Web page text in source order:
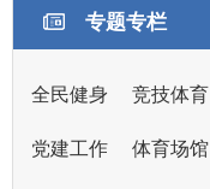
专题专栏
全民健身 竞技体育
党建工作 体育场馆